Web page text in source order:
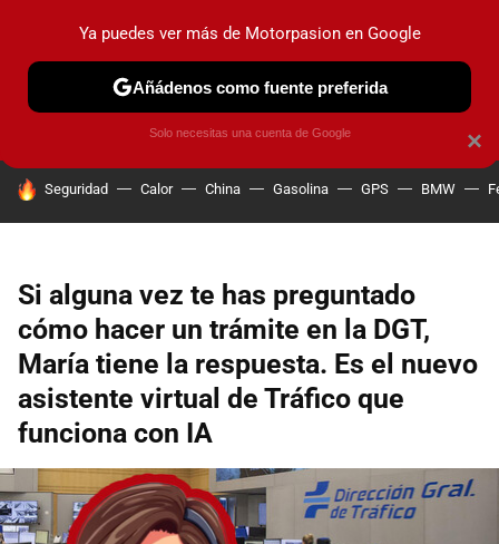
PRUEBAS COCHES ELÉCTRICOS OBSERVATORIO
HOY SE HABLA DE
Seguridad Calor China Gasolina GPS BMW
Si alguna vez te has preguntado
cómo hacer un trámite en la DGT,
María tiene la respuesta. Es el nuevo
asistente virtual de Tráfico que
funciona con IA
×
Ya puedes ver más de Motorpasion en Google
Añádenos como fuente preferida
Solo necesitas una cuenta de Google